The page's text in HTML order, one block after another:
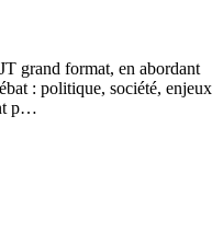
grand format, en abordant
: politique, société, enjeux
p…